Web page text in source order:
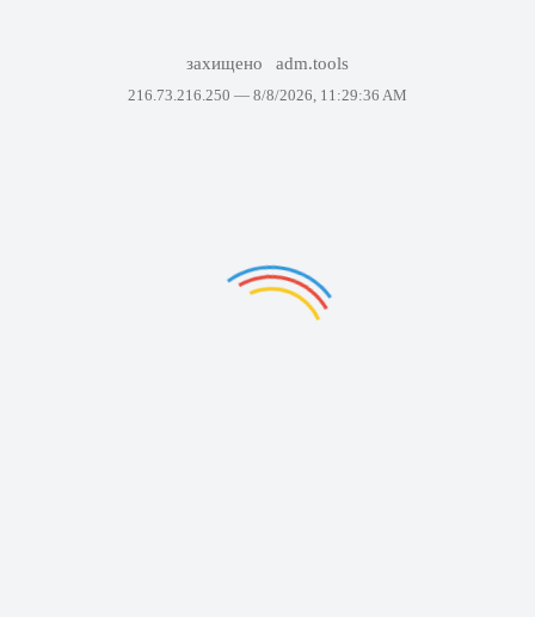
захищено adm.tools
216.73.216.250 — 8/8/2026, 11:29:36 AM